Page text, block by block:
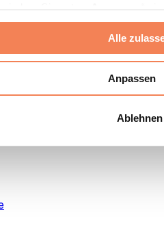
indem Sie unter „Anpassen“
die Verarbeitung Ihrer Daten
Datenschutzerklärung
Alle
Anpassen
Ablehnen